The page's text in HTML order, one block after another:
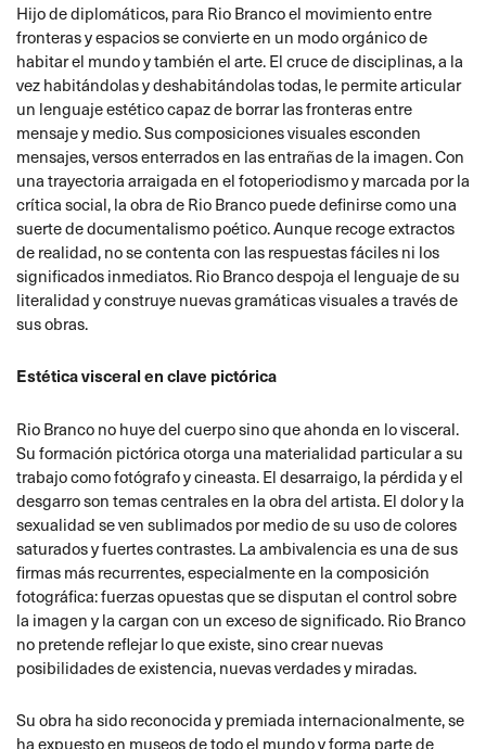
Hijo de diplomáticos, para Rio Branco el movimiento entre
fronteras y espacios se convierte en un modo orgánico de
habitar el mundo y también el arte. El cruce de disciplinas, a la
vez habitándolas y deshabitándolas todas, le permite articular
un lenguaje estético capaz de borrar las fronteras entre
mensaje y medio. Sus composiciones visuales esconden
mensajes, versos enterrados en las entrañas de la imagen. Con
una trayectoria arraigada en el fotoperiodismo y marcada por la
crítica social, la obra de Rio Branco puede definirse como una
suerte de documentalismo poético. Aunque recoge extractos
de realidad, no se contenta con las respuestas fáciles ni los
significados inmediatos. Rio Branco despoja el lenguaje de su
literalidad y construye nuevas gramáticas visuales a través de
sus obras.
Estética visceral en clave pictórica
Rio Branco no huye del cuerpo sino que ahonda en lo visceral.
Su formación pictórica otorga una materialidad particular a su
trabajo como fotógrafo y cineasta. El desarraigo, la pérdida y el
desgarro son temas centrales en la obra del artista. El dolor y la
sexualidad se ven sublimados por medio de su uso de colores
saturados y fuertes contrastes. La ambivalencia es una de sus
firmas más recurrentes, especialmente en la composición
fotográfica: fuerzas opuestas que se disputan el control sobre
la imagen y la cargan con un exceso de significado. Rio Branco
no pretende reflejar lo que existe, sino crear nuevas
posibilidades de existencia, nuevas verdades y miradas.
Su obra ha sido reconocida y premiada internacionalmente, se
ha expuesto en museos de todo el mundo y forma parte de